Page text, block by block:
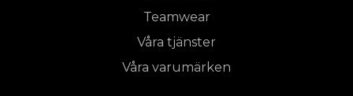
Teamwear
Våra tjänster
Våra varumärken